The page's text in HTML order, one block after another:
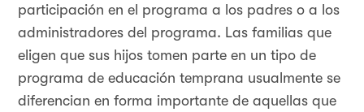
participación en el programa a los padres o a los
administradores del programa. Las familias que
eligen que sus hijos tomen parte en un tipo de
programa de educación temprana usualmente se
diferencian en forma importante de aquellas que